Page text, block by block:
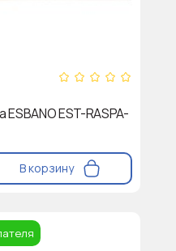
EST-RASPA-
В корзину